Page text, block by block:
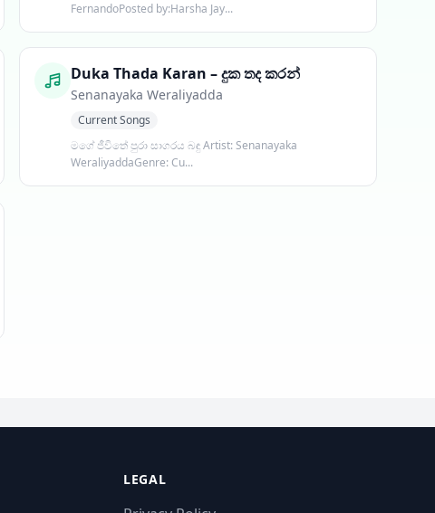
FernandoPosted by:Harsha Jay...
Duka Thada Karan – දුක තද කරන්
Senanayaka Weraliyadda
Current Songs
මගේ ජීවිතේ පුරා සාගරය බඳු Artist: Senanayaka
WeraliyaddaGenre: Cu...
LEGAL